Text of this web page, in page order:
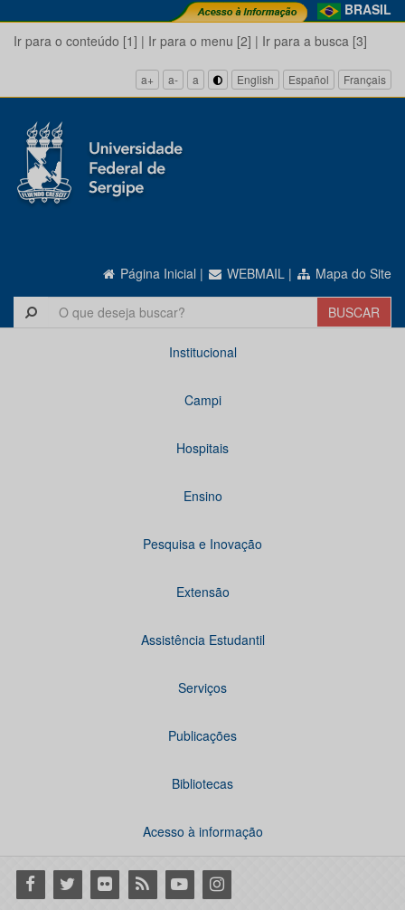
BRASIL
Ir para o conteúdo [1] | Ir para o menu [2] | Ir para a busca [3]
a+ a- a English Español Français
Página Inicial | WEBMAIL | Mapa do Site
Institucional
Campi
Hospitais
Ensino
Pesquisa e Inovação
Extensão
Assistência Estudantil
Serviços
Publicações
Bibliotecas
Acesso à informação
Facebook
Twitter Flickr RSS YoutubeInstagram